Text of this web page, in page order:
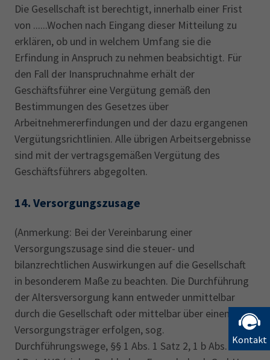
Kontakt
Die Gesellschaft ist berechtigt, innerhalb einer Frist
von ......Wochen nach Eingang dieser Mitteilung zu
erklären, ob und in welchem Umfang sie die
Erfindung in Anspruch zu nehmen beabsichtigt. Für
den Fall der Inanspruchnahme erhält der
Geschäftsführer eine Vergütung gemäß den
Bestimmungen des Gesetzes über
Arbeitnehmererfindungen und der dazu ergangenen
Vergütungsrichtlinien. Alle übrigen Arbeitsergebnisse
sind mit der vertragsgemäßen Vergütung des
Geschäftsführers abgegolten.
14. Versorgungszusage
(Anmerkung: Bei der Vereinbarung einer
Versorgungszusage sind die steuer- und
bilanzrechtlichen Auswirkungen auf die Gesellschaft
in besonderem Maße zu beachten. Die Durchführung
der Altersversorgung kann entweder unmittelbar
durch die Gesellschaft oder mittelbar über einen
Versorgungsträger erfolgen, sog.
Durchführungswege, §§ 1 Abs. 1 Satz 2, 1 b Abs. 2 bis